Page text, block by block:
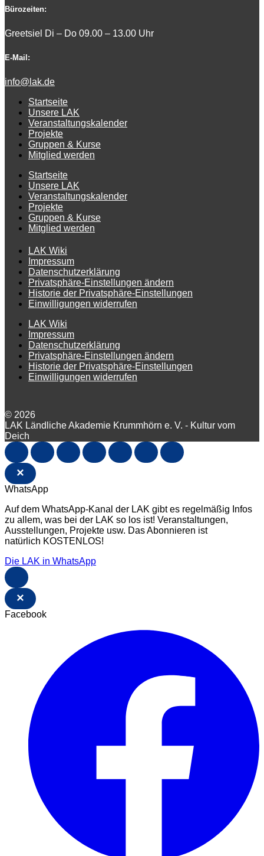
Bürozeiten:
Greetsiel Di – Do 09.00 – 13.00 Uhr
E-Mail:
info@lak.de
Startseite
Unsere LAK
Veranstaltungskalender
Projekte
Gruppen & Kurse
Mitglied werden
Startseite
Unsere LAK
Veranstaltungskalender
Projekte
Gruppen & Kurse
Mitglied werden
LAK Wiki
Impressum
Datenschutzerklärung
Privatsphäre-Einstellungen ändern
Historie der Privatsphäre-Einstellungen
Einwilligungen widerrufen
LAK Wiki
Impressum
Datenschutzerklärung
Privatsphäre-Einstellungen ändern
Historie der Privatsphäre-Einstellungen
Einwilligungen widerrufen
© 2026
LAK Ländliche Akademie Krummhörn e. V. - Kultur vom
Deich
×
WhatsApp
Auf dem WhatsApp-Kanal der LAK gibt es regelmäßig Infos
zu allem, was bei der LAK so los ist! Veranstaltungen,
Ausstellungen, Projekte usw. Das Abonnieren ist
natürlich KOSTENLOS!
Die LAK in WhatsApp
×
Facebook